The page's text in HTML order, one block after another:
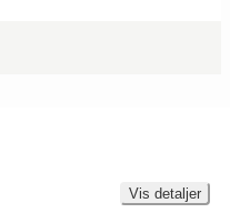
Vis detaljer